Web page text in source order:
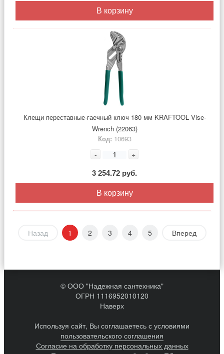
В корзину
Клещи переставные-гаечный ключ 180 мм KRAFTOOL Vise-
Wrench (22063)
Код: 10693
- +
3 254.72 руб.
В корзину
Назад 1 2 3 4 5 Вперед
© ООО "Надежная сантехника"
ОГРН 1116952010120
Наверх
Используя сайт, Вы соглашаетесь с условиями
пользовательского соглашения
Согласие на обработку персональных данных